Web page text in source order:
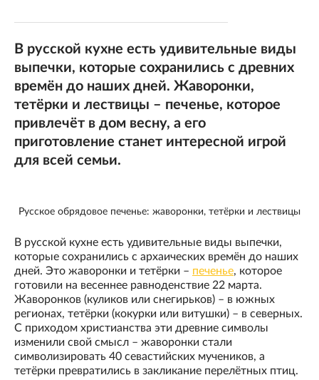
В русской кухне есть удивительные виды
выпечки, которые сохранились с древних
времён до наших дней. Жаворонки,
тетёрки и лествицы – печенье, которое
привлечёт в дом весну, а его
приготовление станет интересной игрой
для всей семьи.
Русское обрядовое печенье: жаворонки, тетёрки и лествицы
В русской кухне есть удивительные виды выпечки,
которые сохранились с архаических времён до наших
дней. Это жаворонки и тетёрки – печенье, которое
готовили на весеннее равноденствие 22 марта.
Жаворонков (куликов или снегирьков) – в южных
регионах, тетёрки (кокурки или витушки) – в северных.
С приходом христианства эти древние символы
изменили свой смысл – жаворонки стали
символизировать 40 севастийских мучеников, а
тетёрки превратились в закликание перелётных птиц.